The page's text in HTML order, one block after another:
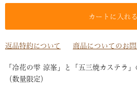
カートに入れる
返品特約について 商品についてのお
「冷花の雫 涼峯」と「五三焼カステラ
（数量限定）